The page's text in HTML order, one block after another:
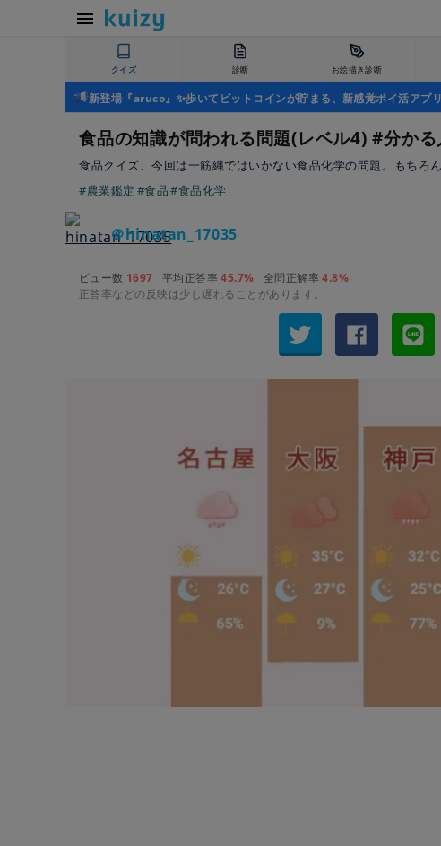
クイズ 診断 お絵描き診断
新登場『aruco』✨歩いてビットコインが貯まる、新感覚ポイ活アプ
食品の知識が問われる問題(レベル4) #分か
食品クイズ、今回は一筋縄ではいかない食品化学の問題。もちろ
#農業鑑定 #食品#食品化学
＠hinatan_17035
ビュー数 1697 平均正答率45.7% 全問正解率4.8%
正答率などの反映は少し遅れることがあります。